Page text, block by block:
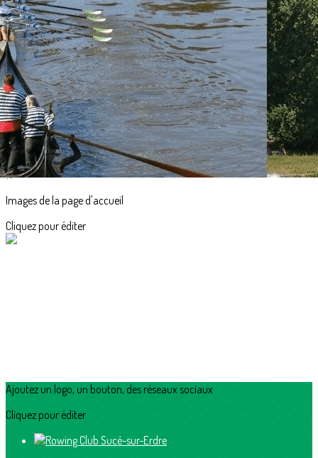
Exporter les lignes sélectionnées
Exporter toutes les colonnes
Exporter uniquement les colonnes affichées
Menu
<
>
Accueil
Actualités
L'aviron en images
?>
Images de la page d'accueil
Cliquez pour éditer
Ajoutez un logo, un bouton, des réseaux sociaux
Cliquez pour éditer